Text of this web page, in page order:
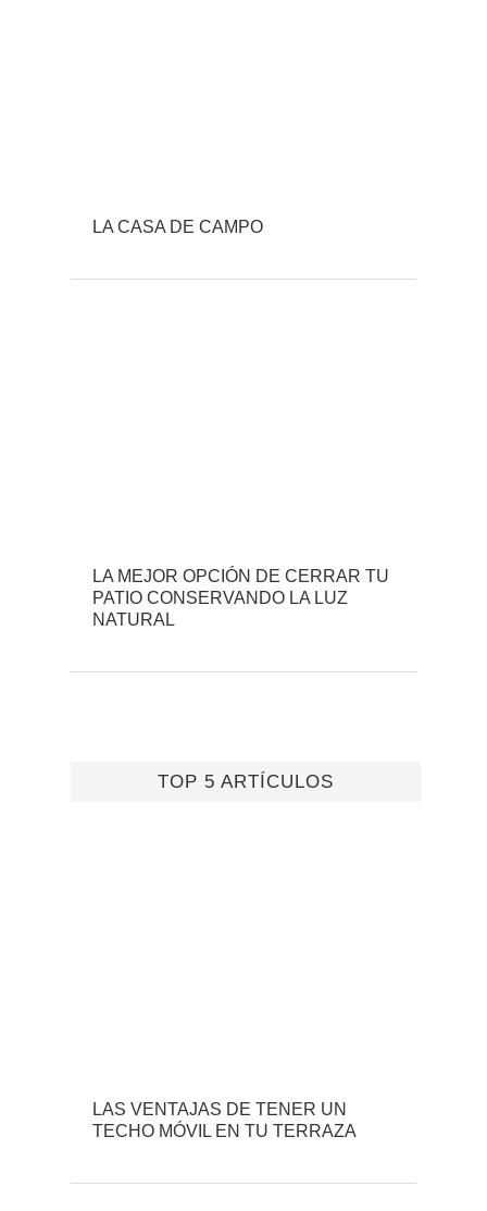
LA CASA DE CAMPO
LA MEJOR OPCIÓN DE CERRAR TU
PATIO CONSERVANDO LA LUZ
NATURAL
TOP 5 ARTÍCULOS
LAS VENTAJAS DE TENER UN
TECHO MÓVIL EN TU TERRAZA